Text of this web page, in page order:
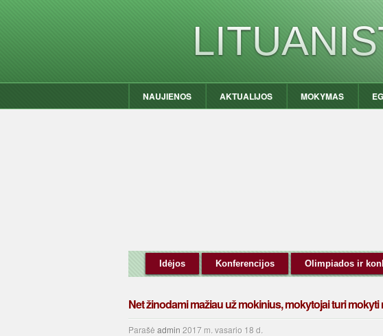
NAUJIENOS AKTUALIJOS MOKYMAS
Idėjos Konferencijos Olimpiados ir
Net žinodami mažiau už mokinius, mokytojai turi
Parašė admin 2017 m. vasario 18 d.